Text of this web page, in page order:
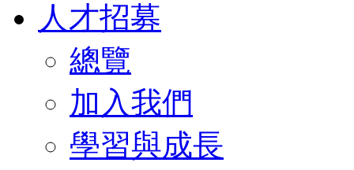
人才招募
總覽
加入我們
學習與成長